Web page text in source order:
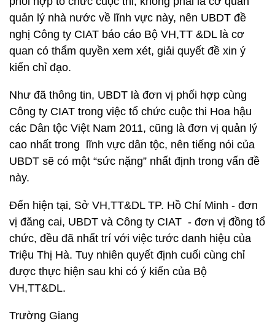
quản lý nhà nước về lĩnh vực này, nên UBDT đề
nghị Công ty CIAT báo cáo Bộ VH,TT &DL là cơ
quan có thẩm quyền xem xét, giải quyết đề xin ý
kiến chỉ đạo.
Như đã thông tin, UBDT là đơn vị phối hợp cùng
Công ty CIAT trong việc tổ chức cuộc thi Hoa hậu
các Dân tộc Việt Nam 2011, cũng là đơn vị quản lý
cao nhất trong lĩnh vực dân tộc, nên tiếng nói của
UBDT sẽ có một “sức nặng” nhất định trong vấn đề
này.
Đến hiện tại, Sở VH,TT&DL TP. Hồ Chí Minh - đơn
vị đăng cai, UBDT và Công ty CIAT - đơn vị đồng tổ
chức, đều đã nhất trí với việc tước danh hiệu của
Triệu Thị Hà. Tuy nhiên quyết định cuối cùng chỉ
được thực hiện sau khi có ý kiến của Bộ
VH,TT&DL.
Trường Giang